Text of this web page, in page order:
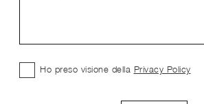
Ho preso visione della Privacy Policy